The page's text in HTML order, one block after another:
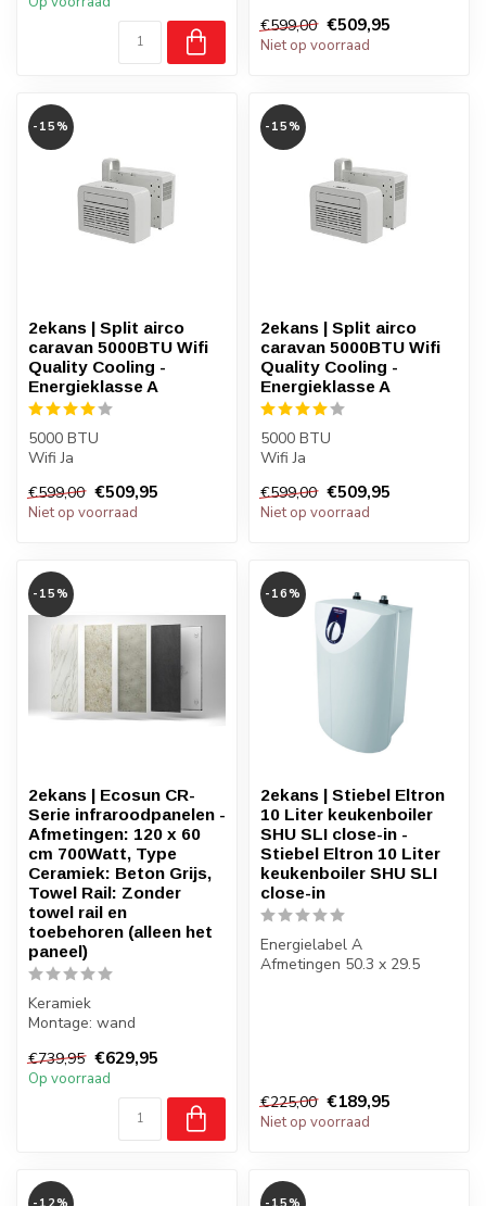
€599,00 €509,95
Niet op voorraad
-15%
2ekans | Split airco
caravan 5000BTU Wifi
Quality Cooling -
Energieklasse A
5000 BTU
Wifi Ja
€599,00 €509,95
Niet op voorraad
-15%
2ekans | Split airco
caravan 5000BTU Wifi
Quality Cooling -
Energieklasse A
5000 BTU
Wifi Ja
€599,00 €509,95
Niet op voorraad
-15%
2ekans | Ecosun CR-
Serie infraroodpanelen -
Afmetingen: 120 x 60
cm 700Watt, Type
Ceramiek: Beton Grijs,
Towel Rail: Zonder
towel rail en
toebehoren (alleen het
paneel)
Keramiek
Montage: wand
Badkamer: ja, zone 2, 3
€739,95 €629,95
Op voorraad
-16%
2ekans | Stiebel Eltron
10 Liter keukenboiler
SHU SLI close-in -
Stiebel Eltron 10 Liter
keukenboiler SHU SLI
close-in
Energielabel A
Afmetingen 50.3 x 29.5
€225,00 €189,95
Niet op voorraad